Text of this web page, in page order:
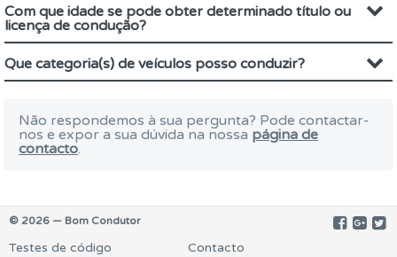
Com que idade se pode obter determinado título ou
licença de condução?
Que categoria(s) de veículos posso conduzir?
Não respondemos à sua pergunta? Pode contactar-
nos e expor a sua dúvida na nossa página de
contacto.
© 2026 — Bom Condutor
Testes de código Contacto